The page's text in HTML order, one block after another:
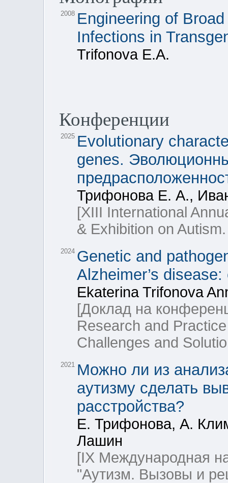
2008 Engineering of
Infections in
Trifonova E.A.
Конференции
2025 Evolutionary
genes.
Трифонова Е. А.,
[XIII International
& Exhibition on
2024 Genetic and
Alzheimer’s
Ekaterina Trifonova
[Доклад на
Research and
Challenges and
2021 Можно ли из
аутизму сделать
расстройства?
Е. Трифонова, А.
Лашин
[IX Международная
"Аутизм. Вызовы и